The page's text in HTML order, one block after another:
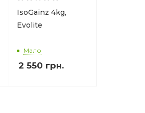
IsoGainz 4kg,
Evolite
Мало
2 550 грн.